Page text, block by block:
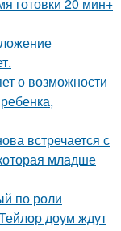
о возможности
встречается с
младше
по роли
доум ждут